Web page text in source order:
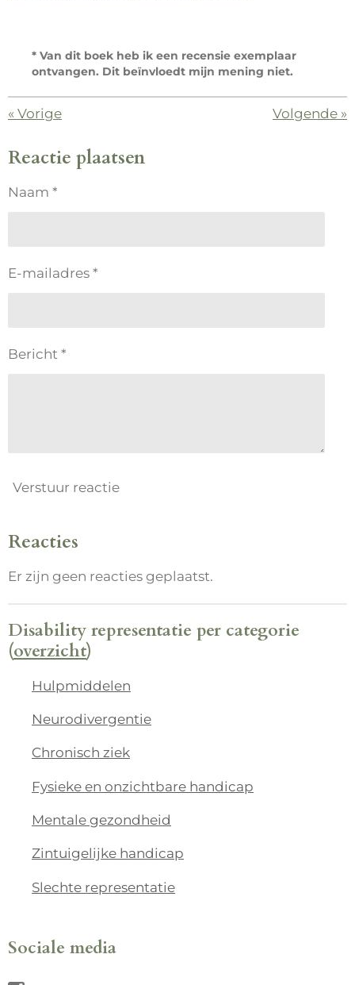
* Van dit boek heb ik een recensie exemplaar
ontvangen. Dit beïnvloedt mijn mening niet.
« Vorige Volgende »
Reactie plaatsen
Naam *
E-mailadres *
Bericht *
Verstuur reactie
Reacties
Er zijn geen reacties geplaatst.
Disability representatie per categorie
(overzicht)
Hulpmiddelen
Neurodivergentie
Chronisch ziek
Fysieke en onzichtbare handicap
Mentale gezondheid
Zintuigelijke handicap
Slechte representatie
Sociale media